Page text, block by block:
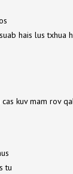
hais lus txhua
kuv mam rov
tu